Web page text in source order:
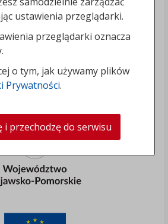
ustawienia przeglądarki.
przeglądarki oznacza
o tym, jak używamy plików
Prywatności.
i przechodzę do serwisu